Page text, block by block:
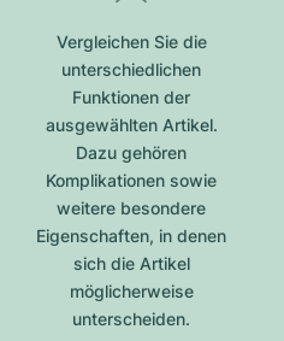
Vergleichen Sie die
unterschiedlichen
Funktionen der
ausgewählten Artikel.
Dazu gehören
Komplikationen sowie
weitere besondere
Eigenschaften, in denen
sich die Artikel
möglicherweise
unterscheiden.